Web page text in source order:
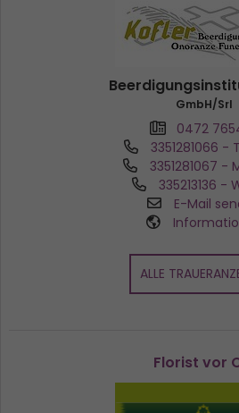
GmbH/Srl
0472
3351281066 -
3351281067 -
335213136 -
E-Mail
ALLE
Florist vor